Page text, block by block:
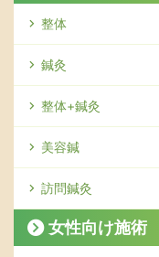
整体
鍼灸
整体+鍼灸
美容鍼
訪問鍼灸
女性向け施術